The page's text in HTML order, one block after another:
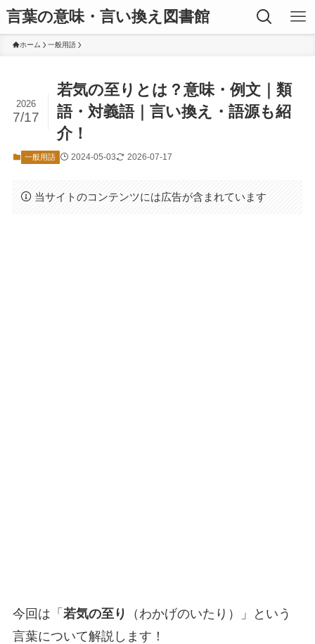
言葉の意味・言い換え図書館
ホーム 一般用語
若気の至りとは？意味・例文｜類
語・対義語｜言い換え・語源も紹
介！
2026
7/17
一般用語 2024-05-03 2026-07-17
当サイトのコンテンツには広告が含まれています
今回は「 若気の至り
（わかげのいたり）」という
言葉について解説します！